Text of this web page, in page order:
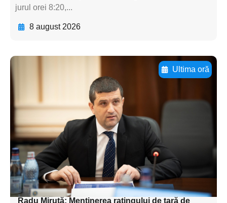
jurul orei 8:20,...
8 august 2026
Ultima oră
Adaugă aici textul pentru
subtitluAdaugă aici
textul pentru
subtitluAdaugă aici
textul pentru
subtitluAdaugă aici
textul pentru subti
Radu Miruță: Menținerea ratingului de țară de